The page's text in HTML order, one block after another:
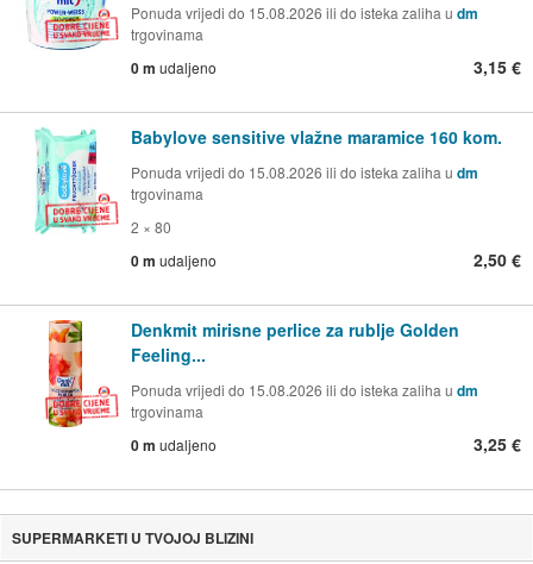
Ponuda vrijedi do 15.08.2026 ili do isteka zaliha u dm
trgovinama
0 m udaljeno 3,15 €
Babylove sensitive vlažne maramice 160 kom.
Ponuda vrijedi do 15.08.2026 ili do isteka zaliha u dm
trgovinama
2 × 80
0 m udaljeno 2,50 €
Denkmit mirisne perlice za rublje Golden
Feeling...
Ponuda vrijedi do 15.08.2026 ili do isteka zaliha u dm
trgovinama
0 m udaljeno 3,25 €
SUPERMARKETI U TVOJOJ BLIZINI